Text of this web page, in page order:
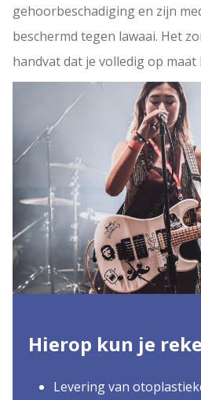
gehoorbeschadiging en zijn
beschermd tegen lawaai. Het
handvat dat je volledig op
Hierop kun je
Levering van